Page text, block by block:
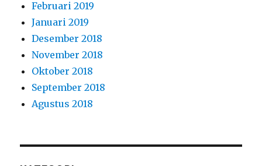
Februari 2019
Januari 2019
Desember 2018
November 2018
Oktober 2018
September 2018
Agustus 2018